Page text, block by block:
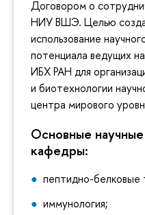
Договором о
НИУ ВШЭ. Целью
использование
потенциала ведущих
ИБХ РАН для
и биотехнологии
центра мирового
Основные
кафедры:
пептидно-белковые
иммунология;